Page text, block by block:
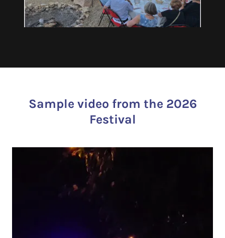
Sample video from the 2026
Festival